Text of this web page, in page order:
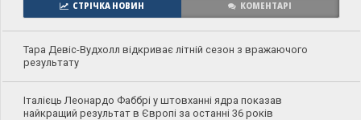
СТРІЧКА НОВИН КОМЕНТАРІ
Тара Девіс-Вудхолл відкриває літній сезон з вражаючого
результату
Італієць Леонардо Фаббрі у штовханні ядра показав
найкращий результат в Європі за останні 36 років